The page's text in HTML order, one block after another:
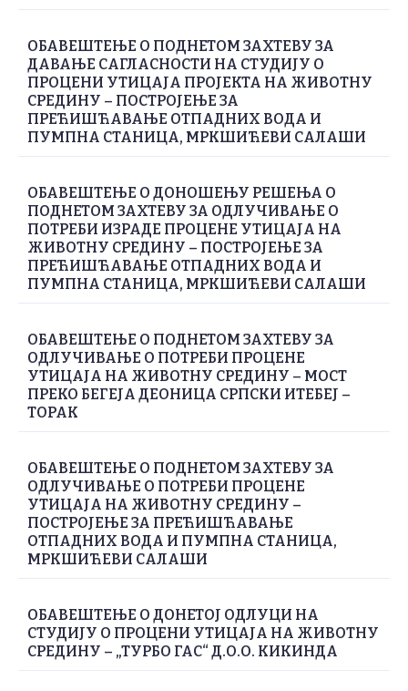
ОБАВЕШТЕЊЕ О ПОДНЕТОМ ЗАХТЕВУ ЗА
ДАВАЊЕ САГЛАСНОСТИ НА СТУДИЈУ О
ПРОЦЕНИ УТИЦАЈА ПРОЈЕКТА НА ЖИВОТНУ
СРЕДИНУ – ПОСТРОЈЕЊЕ ЗА
ПРЕЋИШЋАВАЊЕ ОТПАДНИХ ВОДА И
ПУМПНА СТАНИЦА, МРКШИЋЕВИ САЛАШИ
ОБАВЕШТЕЊЕ О ДОНОШЕЊУ РЕШЕЊА О
ПОДНЕТОМ ЗАХТЕВУ ЗА ОДЛУЧИВАЊЕ О
ПОТРЕБИ ИЗРАДЕ ПРОЦЕНЕ УТИЦАЈА НА
ЖИВОТНУ СРЕДИНУ – ПОСТРОЈЕЊЕ ЗА
ПРЕЋИШЋАВАЊЕ ОТПАДНИХ ВОДА И
ПУМПНА СТАНИЦА, МРКШИЋЕВИ САЛАШИ
ОБАВЕШТЕЊЕ О ПОДНЕТОМ ЗАХТЕВУ ЗА
ОДЛУЧИВАЊЕ О ПОТРЕБИ ПРОЦЕНЕ
УТИЦАЈА НА ЖИВОТНУ СРЕДИНУ – МОСТ
ПРЕКО БЕГЕЈА ДЕОНИЦА СРПСКИ ИТЕБЕЈ –
ТОРАК
ОБАВЕШТЕЊЕ О ПОДНЕТОМ ЗАХТЕВУ ЗА
ОДЛУЧИВАЊЕ О ПОТРЕБИ ПРОЦЕНЕ
УТИЦАЈА НА ЖИВОТНУ СРЕДИНУ –
ПОСТРОЈЕЊЕ ЗА ПРЕЋИШЋАВАЊЕ
ОТПАДНИХ ВОДА И ПУМПНА СТАНИЦА,
МРКШИЋЕВИ САЛАШИ
ОБАВЕШТЕЊЕ О ДОНЕТОЈ ОДЛУЦИ НА
СТУДИЈУ О ПРОЦЕНИ УТИЦАЈА НА ЖИВОТНУ
СРЕДИНУ – „ТУРБО ГАС“ Д.О.О. КИКИНДА